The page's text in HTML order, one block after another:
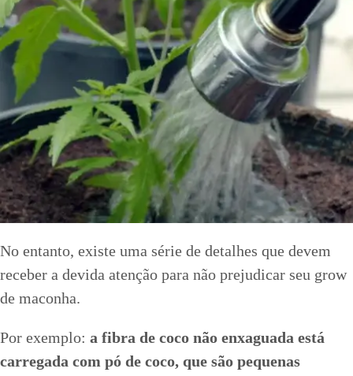
No entanto, existe uma série de detalhes que devem
receber a devida atenção para não prejudicar seu grow
de maconha.
Por exemplo: a fibra de coco não enxaguada está
carregada com pó de coco, que são pequenas